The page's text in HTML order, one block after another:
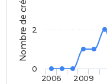
2006 2009
0
2